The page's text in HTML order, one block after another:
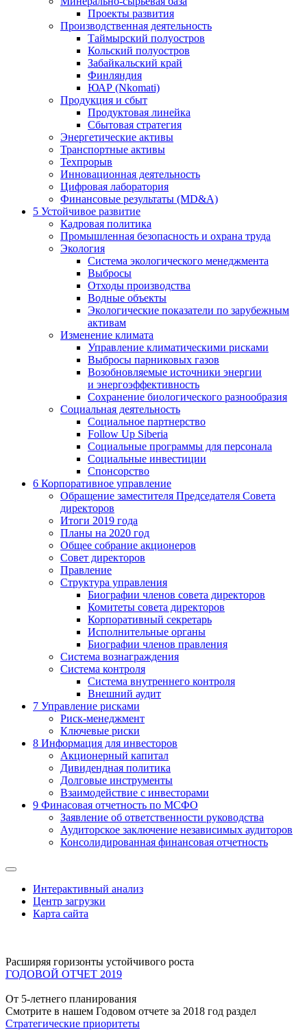
Проекты развития
Производственная деятельность
Таймырский полуостров
Кольский полуостров
Забайкальский край
Финляндия
ЮАР (Nkomati)
Продукция и сбыт
Продуктовая линейка
Сбытовая стратегия
Энергетические активы
Транспортные активы
Техпрорыв
Инновационная деятельность
Цифровая лаборатория
Финансовые результаты (MD&A)
5 Устойчивое развитие
Кадровая политика
Промышленная безопасность и охрана труда
Экология
Система экологического менеджмента
Выбросы
Отходы производства
Водные объекты
Экологические показатели по зарубежным
активам
Изменение климата
Управление климатическими рисками
Выбросы парниковых газов
Возобновляемые источники энергии
и энергоэффективность
Сохранение биологического разнообразия
Социальная деятельность
Социальное партнерство
Follow Up Siberia
Социальные программы для персонала
Социальные инвестиции
Спонсорство
6 Корпоративное управление
Обращение заместителя Председателя Совета
директоров
Итоги 2019 года
Планы на 2020 год
Общее собрание акционеров
Совет директоров
Правление
Структура управления
Биографии членов совета директоров
Комитеты совета директоров
Корпоративный секретарь
Исполнительные органы
Биографии членов правления
Система вознаграждения
Система контроля
Система внутреннего контроля
Внешний аудит
7 Управление рисками
Риск-менеджмент
Ключевые риски
8 Информация для инвесторов
Акционерный капитал
Дивидендная политика
Долговые инструменты
Взаимодействие с инвеcторами
9 Финасовая отчетность по МСФО
Заявление об ответственности руководства
Аудиторское заключение независимых аудиторов
Консолидированная финансовая отчетность
Интерактивный анализ
Центр загрузки
Карта сайта
Расширяя горизонты устойчивого роста
ГОДОВОЙ ОТЧЕТ 2019
От 5-летнего планирования
Смотрите в нашем Годовом отчете за 2018 год раздел
Стратегические приоритеты